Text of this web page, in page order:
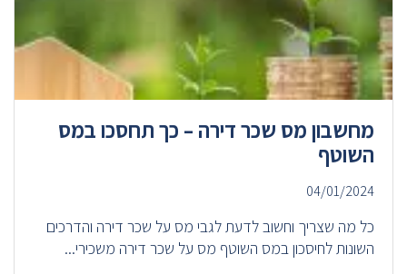
מחשבון מס שכר דירה – כך תחסכו במס
השוטף
04/01/2024
כל מה שצריך וחשוב לדעת לגבי מס על שכר דירה והדרכים
השונות לחיסכון במס השוטף מס על שכר דירה משכירי...